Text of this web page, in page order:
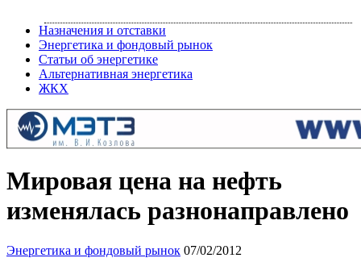
Назначения и отставки
Энергетика и фондовый рынок
Статьи об энергетике
Альтернативная энергетика
ЖКХ
Мировая цена на нефть
изменялась разнонаправлено
Энергетика и фондовый рынок 07/02/2012